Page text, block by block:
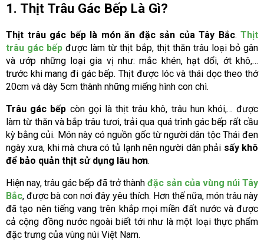
1. Thịt Trâu Gác Bếp Là Gì?
Thịt trâu gác bếp là món ăn đặc sản của Tây Bắc. Thịt
trâu gác bếp được làm từ thịt bắp, thịt thăn trâu loại bỏ gân
và ướp những loại gia vị như: mắc khén, hạt dổi, ớt khô,…
trước khi mang đi gác bếp. Thịt được lóc và thái dọc theo thớ
20cm và dày 5cm thành những miếng hình con chì.
Trâu gác bếp còn gọi là thịt trâu khô, trâu hun khói,… được
làm từ thăn và bắp trâu tươi, trải qua quá trình gác bếp rất cầu
kỳ bằng củi. Món này có nguồn gốc từ người dân tộc Thái đen
ngày xưa, khi mà chưa có tủ lạnh nên người dân phải sấy khô
để bảo quản thịt sử dụng lâu hơn.
Hiện nay, trâu gác bếp đã trở thành đặc sản của vùng núi Tây
Bắc, được bà con nơi đây yêu thích. Hơn thế nữa, món trâu này
đã tạo nên tiếng vang trên khắp mọi miền đất nước và được
cả cộng đồng nước ngoài biết tới như là một loại thực phẩm
đặc trưng của vùng núi Việt Nam.